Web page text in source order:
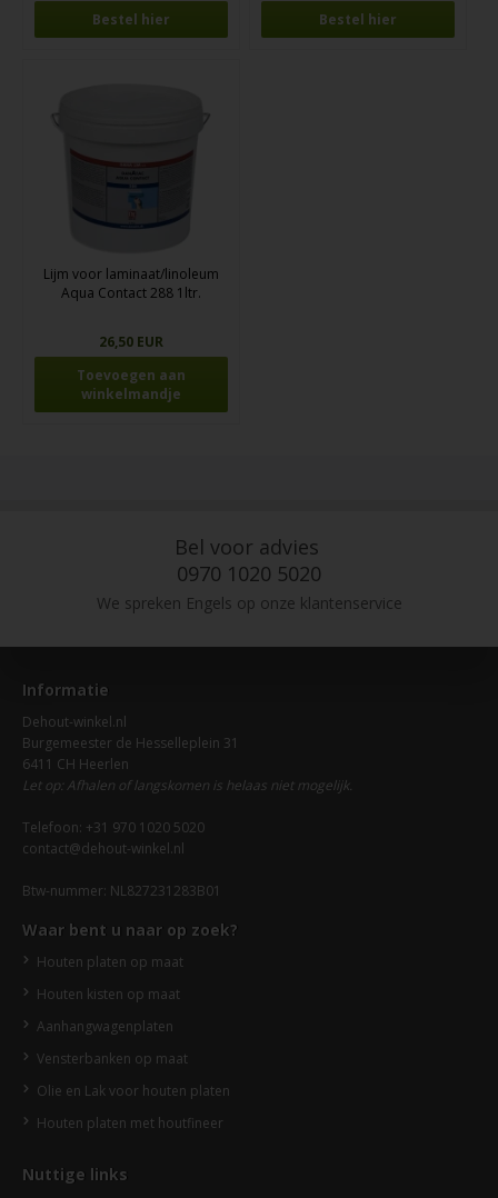
Bestel hier
Bestel hier
Lijm voor laminaat/linoleum
Aqua Contact 288 1ltr.
26,50 EUR
Bel voor advies
0970 1020 5020
We spreken Engels op onze klantenservice
Informatie
Dehout-winkel.nl
Burgemeester de Hesselleplein 31
6411 CH Heerlen
Let op: Afhalen of langskomen is helaas niet mogelijk.
Telefoon: +31 970 1020 5020
contact@dehout-winkel.nl
Btw-nummer: NL827231283B01
Waar bent u naar op zoek?
Houten platen op maat
Houten kisten op maat
Aanhangwagenplaten
Vensterbanken op maat
Olie en Lak voor houten platen
Houten platen met houtfineer
Nuttige links